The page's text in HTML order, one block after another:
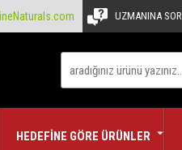
UZMANINA SOR
HEDEFİNE GÖRE ÜRÜNLER